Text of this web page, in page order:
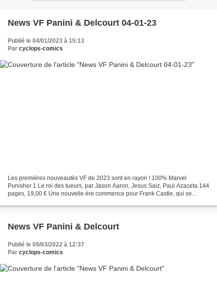
News VF Panini & Delcourt 04-01-23
Publié le 04/01/2023 à 15:13
Par cyclops-comics
Les premières nouveautés VF de 2023 sont en rayon ! 100% Marvel
Punisher 1 Le roi des tueurs, par Jason Aaron, Jesus Saiz, Paul Azaceta 144
pages, 19,00 € Une nouvelle ère commence pour Frank Castle, qui se
News VF Panini & Delcourt
Publié le 09/03/2022 à 12:37
Par cyclops-comics